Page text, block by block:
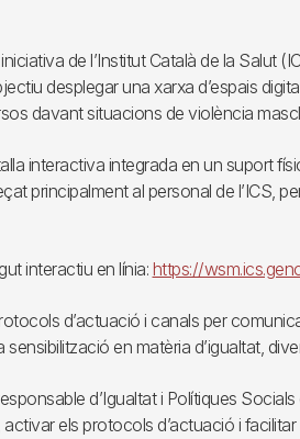
de l’Institut Català de la Salut
desplegar una xarxa d’espais
davant situacions de violència
interactiva integrada en un suport
principalment al personal de l’ICS,
interactiu en línia: https://
d’actuació i canals per
en matèria d’igualtat,
d’Igualtat i Polítiques Socials
els protocols d’actuació i